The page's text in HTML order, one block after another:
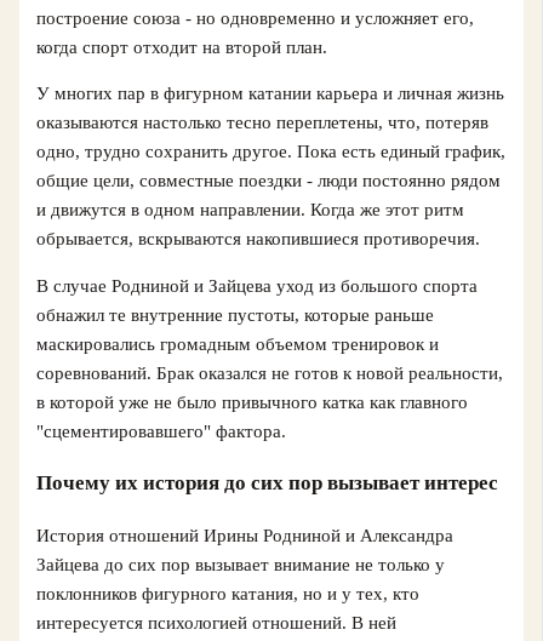
построение союза - но одновременно и усложняет его,
когда спорт отходит на второй план.
У многих пар в фигурном катании карьера и личная жизнь
оказываются настолько тесно переплетены, что, потеряв
одно, трудно сохранить другое. Пока есть единый график,
общие цели, совместные поездки - люди постоянно рядом
и движутся в одном направлении. Когда же этот ритм
обрывается, вскрываются накопившиеся противоречия.
В случае Родниной и Зайцева уход из большого спорта
обнажил те внутренние пустоты, которые раньше
маскировались громадным объемом тренировок и
соревнований. Брак оказался не готов к новой реальности,
в которой уже не было привычного катка как главного
"сцементировавшего" фактора.
Почему их история до сих пор вызывает интерес
История отношений Ирины Родниной и Александра
Зайцева до сих пор вызывает внимание не только у
поклонников фигурного катания, но и у тех, кто
интересуется психологией отношений. В ней